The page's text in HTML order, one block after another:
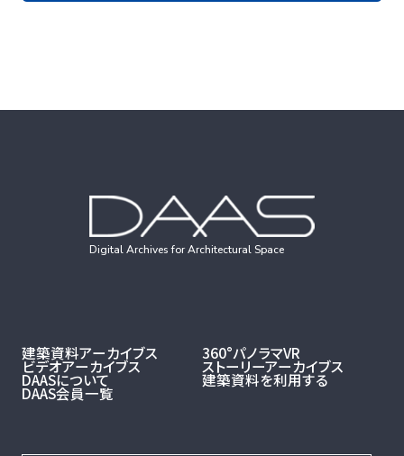
Digital Archives for Architectural Space
建築資料アーカイブス 360°パノラマVR
ビデオアーカイブス ストーリーアーカイブス
DAASについて 建築資料を利用する
DAAS会員一覧